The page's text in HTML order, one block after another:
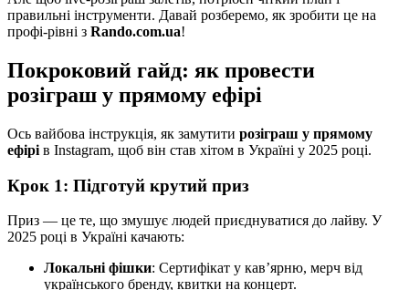
правильні інструменти. Давай розберемо, як зробити це на
профі-рівні з Rando.com.ua!
Покроковий гайд: як провести
розіграш у прямому ефірі
Ось вайбова інструкція, як замутити розіграш у прямому
ефірі в Instagram, щоб він став хітом в Україні у 2025 році.
Крок 1: Підготуй крутий приз
Приз — це те, що змушує людей приєднуватися до лайву. У
2025 році в Україні качають:
Локальні фішки: Сертифікат у кав’ярню, мерч від
українського бренду, квитки на концерт.